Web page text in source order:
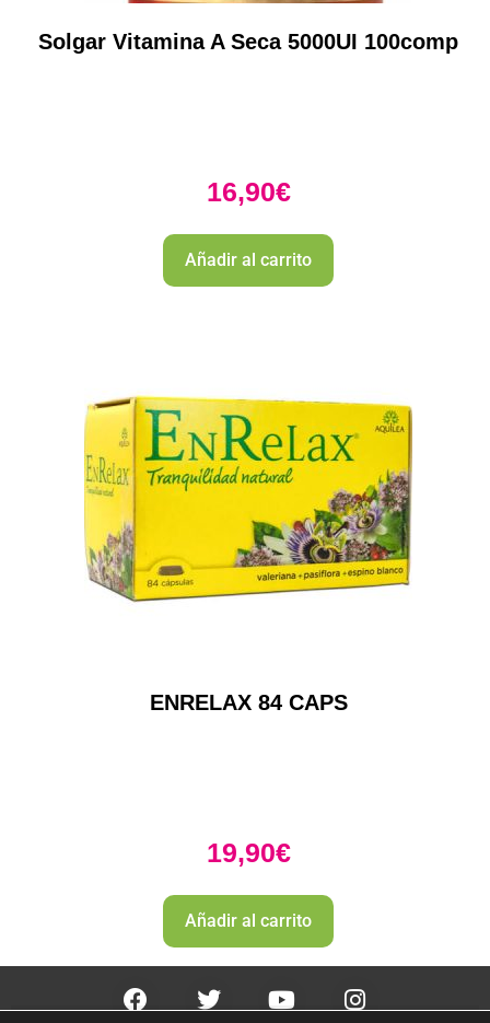
Solgar Vitamina A Seca 5000UI 100comp
16,90€
Añadir al carrito
ENRELAX 84 CAPS
19,90€
Añadir al carrito